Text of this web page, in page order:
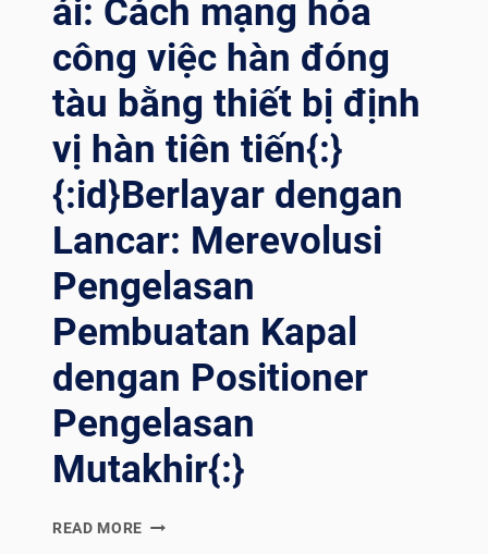
ม่นยำ: เ
ระสิทธิภาพก
ารเ
ชื่อมน
้ำมันแ
ละก
๊าซด
้วยโ
ซลูชั่นก
ำหนดต
ี่ล
มัย{:}{
:VI}SỨC M
ẠNH C
HÍNH X
ÁC: T
ái: Cách mạng hóa
công việc hàn đóng
tàu bằng thiết bị định
vị hàn tiên tiến{:}
{:id}Berlayar dengan
Lancar: Merevolusi
Pengelasan
Pembuatan Kapal
dengan Positioner
Pengelasan
Mutakhir{:}
READ MORE {:EN}SAILING